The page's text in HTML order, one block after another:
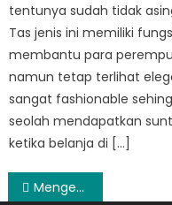
tentunya sudah tidak
Tas jenis ini memiliki
membantu para
namun tetap terlihat
sangat fashionable
seolah mendapatkan
ketika belanja di […]
Post
Mengenal Fungsi Hardisk